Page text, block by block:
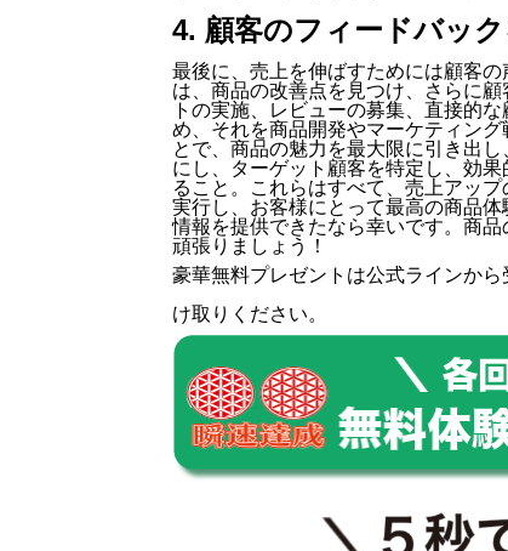
4. 顧客のフィードバッ
最後に、売上を伸ばすためには顧客
は、商品の改善点を見つけ、さらに
トの実施、レビューの募集、直接的
め、それを商品開発やマーケティン
とで、商品の魅力を最大限に引き出
にし、ターゲット顧客を特定し、効
ること。これらはすべて、売上アッ
実行し、お客様にとって最高の商品
情報を提供できたなら幸いです。商
頑張りましょう！
豪華無料プレゼントは公式ラインから
け取りください。